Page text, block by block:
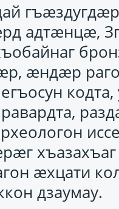
адтӕнцӕ,
ӕндӕр
ӕхцати
дзаумау.